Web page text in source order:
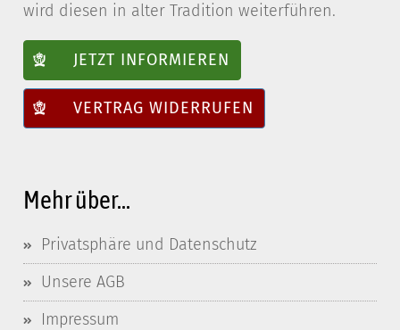
wird diesen in alter Tradition weiterführen.
JETZT INFORMIEREN
VERTRAG WIDERRUFEN
Mehr über...
Privatsphäre und Datenschutz
Unsere AGB
Impressum